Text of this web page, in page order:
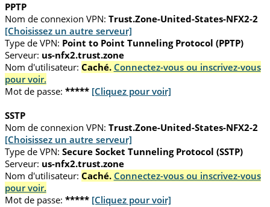
PPTP
Nom de connexion VPN: Trust.Zone-United-States-NFX2-2
[Choisissez un autre serveur]
Type de VPN: Point to Point Tunneling Protocol (PPTP)
Serveur: us-nfx2.trust.zone
Nom d'utilisateur: Caché. Connectez-vous ou inscrivez-vous
pour voir.
Mot de passe: ***** [Cliquez pour voir]
SSTP
Nom de connexion VPN: Trust.Zone-United-States-NFX2-2
[Choisissez un autre serveur]
Type de VPN: Secure Socket Tunneling Protocol (SSTP)
Serveur: us-nfx2.trust.zone
Nom d'utilisateur: Caché. Connectez-vous ou inscrivez-vous
pour voir.
Mot de passe: ***** [Cliquez pour voir]